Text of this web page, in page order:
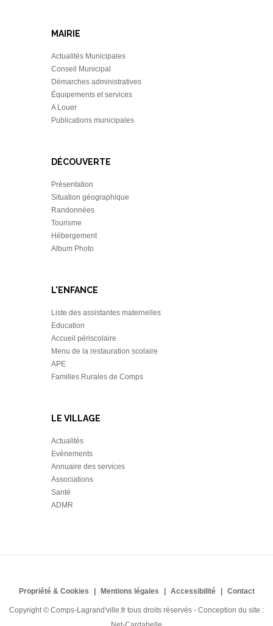
MAIRIE
Actualités Municipales
Conseil Municipal
Démarches administratives
Équipements et services
A Louer
Publications municipales
DÉCOUVERTE
Présentation
Situation géographique
Randonnées
Tourisme
Hébergement
Album Photo
L'ENFANCE
Liste des assistantes maternelles
Education
Accueil périscolaire
Menu de la restauration scolaire
APE
Familles Rurales de Comps
LE VILLAGE
Actualités
Evènements
Annuaire des services
Associations
Santé
ADMR
Propriété & Cookies Mentions légales Accessibilité Contact
Copyright © Comps-Lagrand'ville.fr tous droits réservés - Conception du site :